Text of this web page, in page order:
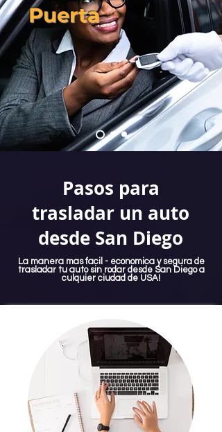
Puerta
Pasos para
trasladar un auto
desde San Diego
La manera mas facil - economica y segura de
trasladar tu auto sin rodar desde San Diego a
culquier ciudad de USA!